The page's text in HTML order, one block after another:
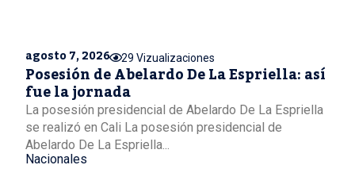
agosto 7, 2026 29 Vizualizaciones
Posesión de Abelardo De La Espriella: así
fue la jornada
La posesión presidencial de Abelardo De La Espriella
se realizó en Cali La posesión presidencial de
Abelardo De La Espriella...
Nacionales